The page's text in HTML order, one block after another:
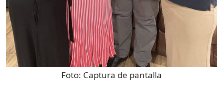
Foto: Captura de pantalla